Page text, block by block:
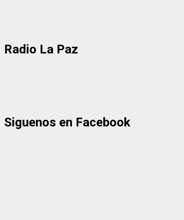
Radio La Paz
Siguenos en Facebook